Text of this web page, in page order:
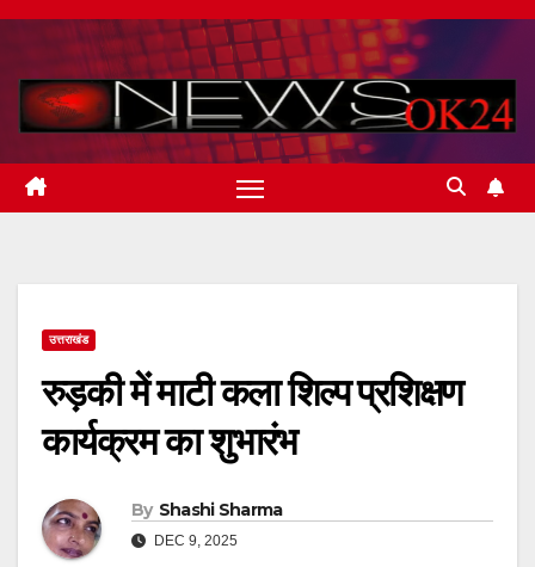
Skip
content
उत्तराखंड
रुड़की में माटी कला शिल्प प्रशिक्षण
कार्यक्रम का शुभारंभ
By Shashi Sharma
DEC 9, 2025